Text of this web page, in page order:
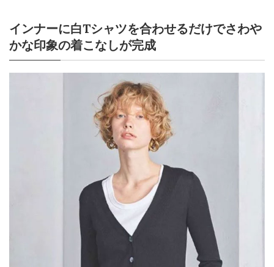
インナーに白Tシャツを合わせるだけでさわや
かな印象の着こなしが完成